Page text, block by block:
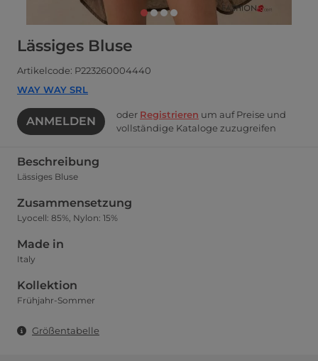
Lässiges Bluse
Artikelcode: P223260004440
WAY WAY SRL
ANMELDEN oder Registrieren um auf Preise und
vollständige Kataloge zuzugreifen
Beschreibung
Lässiges Bluse
Zusammensetzung
Lyocell: 85%, Nylon: 15%
Made in
Italy
Kollektion
Frühjahr-Sommer
Größentabelle